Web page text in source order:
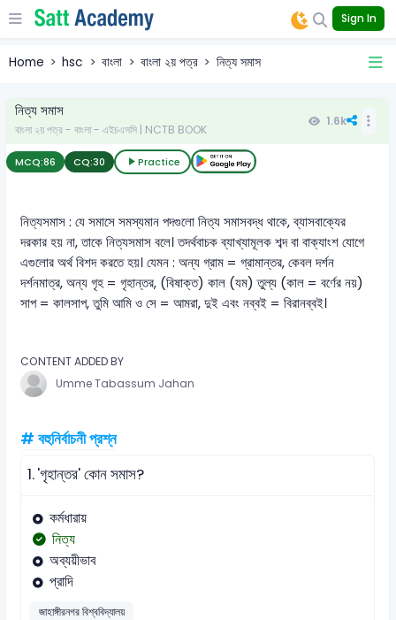
Sign In
Home hsc বাংলা বাংলা ২য় পত্র নিত্য সমাস
নিত্য সমাস
বাংলা ২য় পত্র - বাংলা - এইচএসসি | NCTB BOOK
1.6k
MCQ:86 CQ:30 Practice
নিত্যসমাস : যে সমাসে সমস্যমান পদগুলো নিত্য সমাসবদ্ধ থাকে, ব্যাসবাক্যের
দরকার হয় না, তাকে নিত্যসমাস বলে। তদর্থবাচক ব্যাখ্যামূলক শব্দ বা বাক্যাংশ যোগে
এগুলোর অর্থ বিশদ করতে হয়। যেমন : অন্য গ্রাম = গ্রামান্তর, কেবল দর্শন
দর্শনমাত্র, অন্য গৃহ = গৃহান্তর, (বিষাক্ত) কাল (যম) তুল্য (কাল = বর্ণের নয়)
সাপ = কালসাপ, তুমি আমি ও সে = আমরা, দুই এবং নব্বই = বিরানব্বই।
CONTENT ADDED BY
Umme Tabassum Jahan
# বহুনির্বাচনী প্রশ্ন
1.'গৃহান্তর' কোন সমাস?
কর্মধারায়
নিত্য
অব্যয়ীভাব
প্রাদি
জাহাঙ্গীরনগর বিশ্ববিদ্যালয়